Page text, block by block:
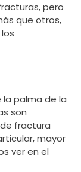
pero
que otros,
la palma de la
son
fractura
mayor
ver en el